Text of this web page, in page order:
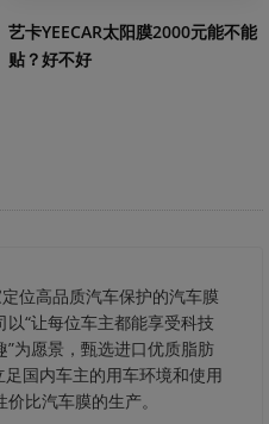
艺卡YEECAR太阳膜2000元能不能
贴？好不好
定位高品质汽车保护的汽车膜
以“让每位车主都能享受科技
”为愿景，甄选进口优质脂肪
足国内车主的用车环境和使用
比汽车膜的生产。